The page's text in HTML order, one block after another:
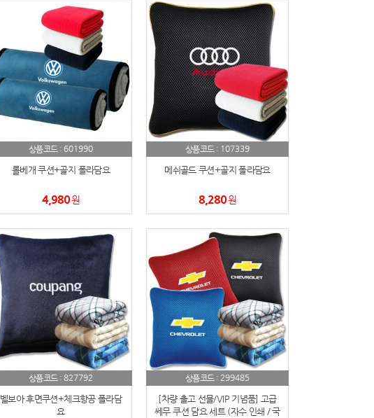
상품코드 : 601990
롤베개 쿠션+골지 폴라담요
4,980원
상품코드 : 107339
메쉬골드 쿠션+골지 폴라담요
8,280원
상품코드 : 827792
벨보아 후면쿠션+체크항공 폴라담
요
상품코드 : 299485
[차량 출고 선물/VIP 기념품] 고급
쎄무 쿠션 담요 세트 (자수 인쇄 / 국